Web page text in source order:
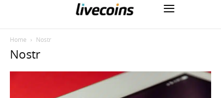
Home Nostr
Nostr